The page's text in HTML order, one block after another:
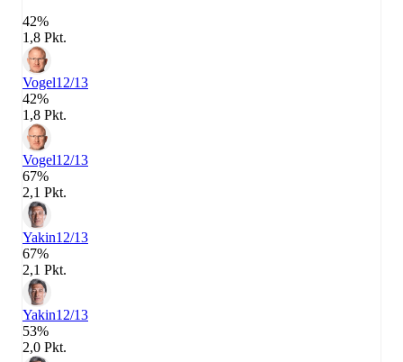
42%
1,8 Pkt.
Vogel12/13
42%
1,8 Pkt.
Vogel12/13
67%
2,1 Pkt.
Yakin12/13
67%
2,1 Pkt.
Yakin12/13
53%
2,0 Pkt.